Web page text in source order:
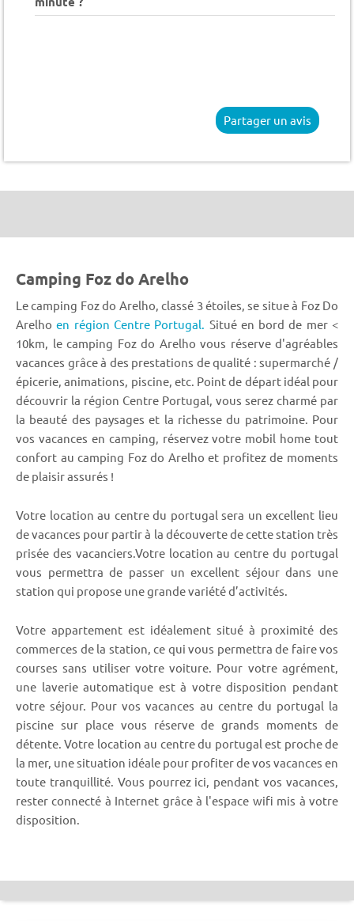
Partager un avis
Camping Foz do Arelho
Le camping Foz do Arelho, classé 3 étoiles, se situe à Foz Do
Arelhoen région Centre Portugal. Situé en bord de mer <
10km, le camping Foz do Arelho vous réserve d'agréables
vacances grâce à des prestations de qualité : supermarché /
épicerie, animations, piscine, etc. Point de départ idéal pour
découvrir la région Centre Portugal, vous serez charmé par
la beauté des paysages et la richesse du patrimoine. Pour
vos vacances en camping, réservez votre mobil home tout
confort au camping Foz do Arelho et profitez de moments
de plaisir assurés !
Votre location au centre du portugal sera un excellent lieu
de vacances pour partir à la découverte de cette station très
prisée des vacanciers.Votre location au centre du portugal
vous permettra de passer un excellent séjour dans une
station qui propose une grande variété d’activités.
Votre appartement est idéalement situé à proximité des
commerces de la station, ce qui vous permettra de faire vos
courses sans utiliser votre voiture. Pour votre agrément,
une laverie automatique est à votre disposition pendant
votre séjour. Pour vos vacances au centre du portugal la
piscine sur place vous réserve de grands moments de
détente. Votre location au centre du portugal est proche de
la mer, une situation idéale pour profiter de vos vacances en
toute tranquillité. Vous pourrez ici, pendant vos vacances,
rester connecté à Internet grâce à l'espace wifi mis à votre
disposition.